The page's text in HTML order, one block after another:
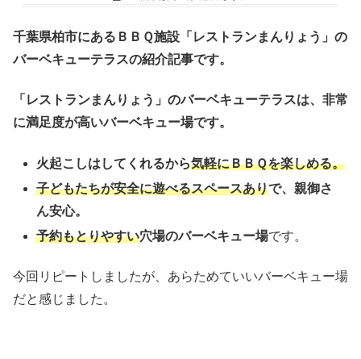
千葉県柏市にあるＢＢＱ施設「レストランまんりょう」の
バーベキューテラスの紹介記事です。
「レストランまんりょう」のバーベキューテラスは、非常
に満足度が高いバーベキュー場です。
火起こしはしてくれるから気軽にＢＢＱを楽しめる。
子どもたちが安全に遊べるスペースありで、親御さ
ん安心。
予約もとりやすい穴場のバーベキュー場です。
今回リピートしましたが、あらためていいバーベキュー場
だと感じました。